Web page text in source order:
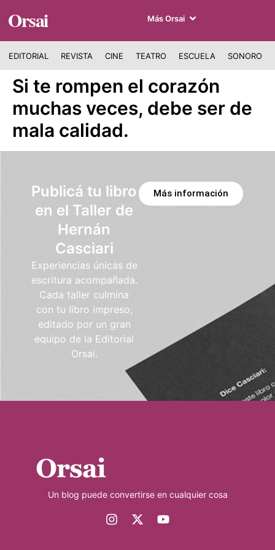
Orsai Más Orsai
EDITORIAL REVISTA CINE TEATRO ESCUELA SONORO
Si te rompen el corazón
muchas veces, debe ser de
mala calidad.
Publicá tu libro
en el Taller de
Hernán
Casciari
Experiencias únicas de
escritura acompañada.
Cada taller culmina
con tu libro impreso,
editado por un gran
equipo de la Editorial
Orsai.
Más información
Un blog puede convertirse en cualquier cosa